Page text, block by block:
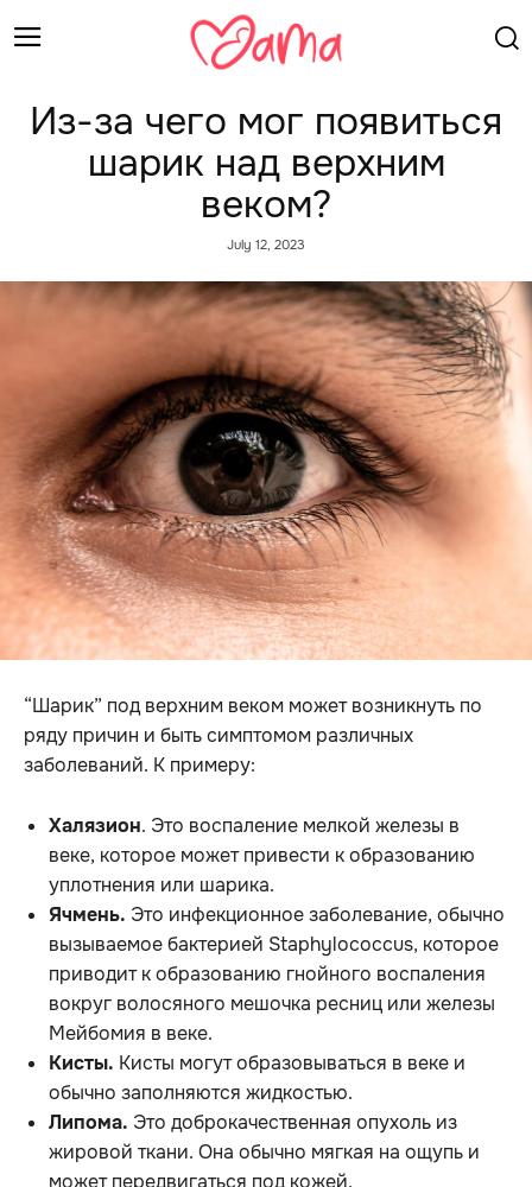
Из-за чего мог появиться
шарик над верхним
веком?
July 12, 2023
“Шарик” под верхним веком может возникнуть по
ряду причин и быть симптомом различных
заболеваний. К примеру:
Халязион. Это воспаление мелкой железы в
веке, которое может привести к образованию
уплотнения или шарика.
Ячмень. Это инфекционное заболевание, обычно
вызываемое бактерией Staphylococcus, которое
приводит к образованию гнойного воспаления
вокруг волосяного мешочка ресниц или железы
Мейбомия в веке.
Кисты. Кисты могут образовываться в веке и
обычно заполняются жидкостью.
Липома. Это доброкачественная опухоль из
жировой ткани. Она обычно мягкая на ощупь и